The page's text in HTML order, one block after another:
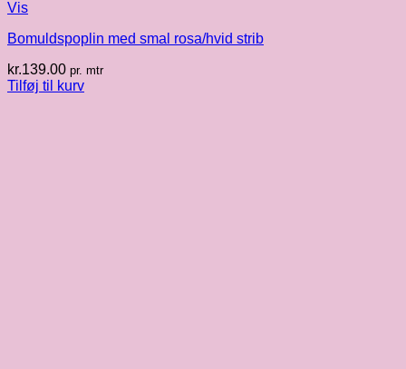
Vis
Bomuldspoplin med smal rosa/hvid strib
kr.139.00 pr. mtr
Tilføj til kurv